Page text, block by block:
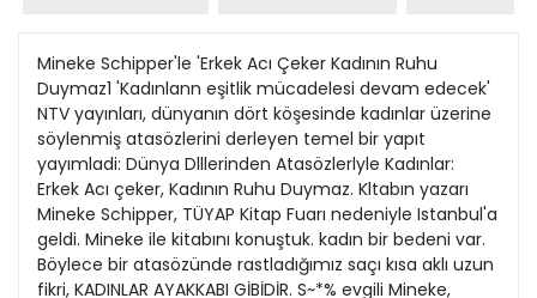
Evleniyoruz
Güney Dogu
Kitap Eki
Özel Ekler
Özel Okullar
Sevgililer Günü
1991
1990
1989
1988
1987
1986
19
20
21
22
23
24
11
12
13
14
15
16
Mineke Schipper'le 'Erkek Acı Çeker Kadının Ruhu
Duymaz1 'Kadınlann eşitlik mücadelesi devam edecek'
NTV yayınları, dünyanın dört köşesinde kadınlar üzerine
söylenmiş atasözlerini derleyen temel bir yapıt
yayımladi: Dünya Dlllerinden Atasözlerlyle Kadınlar:
Erkek Acı çeker, Kadının Ruhu Duymaz. Kltabın yazarı
Mineke Schipper, TÜYAP Kitap Fuarı nedeniyle Istanbul'a
geldi. Mineke ile kitabını konuştuk. kadın bir bedeni var.
Böylece bir atasözünde rastladığımız saçı kısa aklı uzun
fikri, KADINLAR AYAKKABI GİBİDİR. S~*% evgili Mineke,